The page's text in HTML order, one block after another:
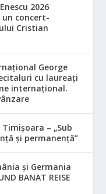
2026
un concert-
Cristian
George
cu laureați
internațional.
– „Sub
și permanență”
și Germania
BANAT REISE